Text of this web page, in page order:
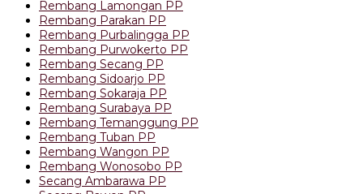
Rembang Lamongan PP
Rembang Parakan PP
Rembang Purbalingga PP
Rembang Purwokerto PP
Rembang Secang PP
Rembang Sidoarjo PP
Rembang Sokaraja PP
Rembang Surabaya PP
Rembang Temanggung PP
Rembang Tuban PP
Rembang Wangon PP
Rembang Wonosobo PP
Secang Ambarawa PP